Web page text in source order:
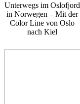
Unterwegs im Oslofjord
in Norwegen – Mit der
Color Line von Oslo
nach Kiel